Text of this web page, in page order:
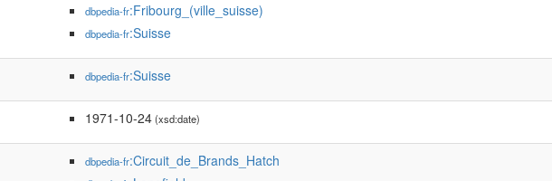
dbpedia-fr:Fribourg_(ville_suisse)
dbpedia-fr:Suisse
dbpedia-fr:Suisse
1971-10-24(xsd:date)
dbpedia-fr:Circuit_de_Brands_Hatch